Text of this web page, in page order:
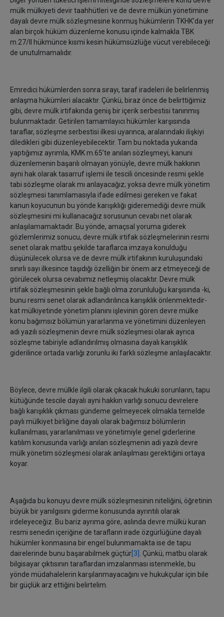
mülk mülkiyeti devir taahhütleri ve de devre mülkün yönetimine
dayalı devre mülk sözleşmesine konmuş hükümlerin TKHK’da yer
alan birçok hüküm düzenleme konusu içinde kalmakla TBK
m.27/II hükmünce kısmi kesin hükümsüzlüğe vücut verebileceği
de unutulmamalıdır.
Emredici hükümlerden sonra sırayı, taraf iradeleri ile belirlenmiş
anlaşma hükümleri alacaktır. Çünkü, biraz önce de belirttiğimiz
gibi, devre mülk irtifakında geniş bir içerik serbestisi tanınmış
bulunmaktadır. Getirilen tamamlayıcı hükümler karşısında
taraflar, sözleşme serbestisi ilkesi uyarınca, aralarındaki ilişkiyi
diledikleri gibi düzenleyebilecektir. Tam bu noktada yukarıda
yaptığımız ayrımla, KMK m.65’te anılan sözleşmeyi, kanuni
düzenlemenin başarılı olmayan yönüyle, devre mülk hakkının
ayni hak olarak tasarruf işlemi ile tescili öncesinde resmi şekle
tabi sözleşme olarak mı anlayacağız; yoksa devre mülk yönetim
sözleşmesi tanımlamasıyla ifade edilmesi gereken ve fakat
kanun koyucunun bu yönde karışıklığı gideremediği devre mülk
sözleşmesini mi kullanacağız sorusunun cevabı net olarak
anlaşılamamaktadır. Bu yönde, amaçsal yoruma giderek
gözlemlerimiz sonucu, devre mülk irtifak sözleşmelerinin resmi
senet olarak matbu şekilde taraflarca imzaya konulduğu
düşünülecek olursa ve de devre mülk irtifakının kuruluşundaki
sınırlı sayı ilkesince taşıdığı özelliğin bir önem arz etmeyeceği de
görülecek olursa cevabımız netleşmiş olacaktır. Devre mülk
irtifak sözleşmesinin şekle bağlı olma zorunluluğu karşısında -ki,
bunu resmi senet olarak adlandırılınca karışıklık önlenmektedir-
kat mülkiyetinde yönetim planını işlevinin gören devre mülke
konu bağımsız bölümün yararlanma ve yönetimini düzenleyen
adi yazılı sözleşmenin devre mülk sözleşmesi olarak ayrıca
sözleşme tabiriyle adlandırılmış olmasına dayalı karışıklık
giderilince ortada varlığı zorunlu iki farklı sözleşme anlaşılacaktır.
Böylece, devre mülkle ilgili olarak çıkacak hukuki sorunların, tapu
kütüğünde tescile dayalı ayni hakkın varlığı sonucu devrelere
bağlı karışıklık çıkması gündeme gelmeyecek olmakla temelde
paylı mülkiyet birliğine dayalı olarak bağımsız bölümlerin
kullanılması, yararlanılması ve yönetimiyle genel giderlerine
katılım konusunda varlığı anılan sözleşmenin adi yazılı devre
mülk yönetim sözleşmesi olarak anlaşılması gerektiğini ortaya
koyar.
Aşağıda bu konuyu devre mülk sözleşmesinin niteliğini, öğretinin
büyük bir yanılgısını giderme konusunda ayrıntılı olarak
irdeleyeceğiz. Bu bariz ayrıma göre, aslında devre mülkü kuran
resmi senedin içeriğine de tarafların irade özgürlüğüne dayalı
hükümler konmasına bir engel bulunmamakta ise de tapu
dairelerinde bunu başarabilmek güçtür [3]
. Çünkü, matbu olarak
bilgisayar çıktısının taraflardan imzalanması istenmekle, bu
yönde müdahalelerin karşılanmayacağını ve hukukçular için bile
bir güçlük arz ettiğini belirtelim.